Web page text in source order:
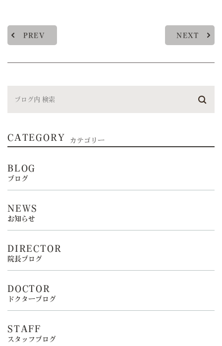
PREV NEXT
CATEGORY カテゴリー
BLOG
ブログ
NEWS
お知らせ
DIRECTOR
院長ブログ
DOCTOR
ドクターブログ
STAFF
スタッフブログ